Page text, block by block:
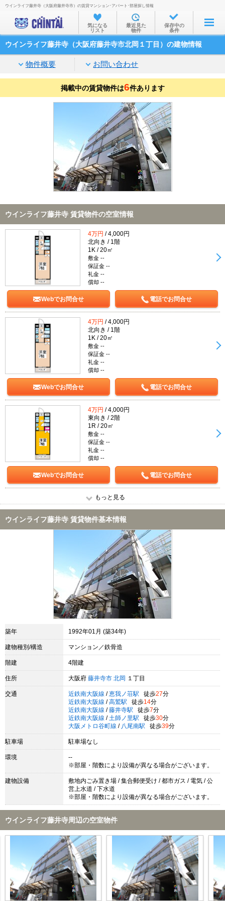
お部屋を探す
沿線・駅から
家賃相場から
通勤通学時間から
物件特集から
不動産会社から
TOP
ウインライフ藤井寺（大阪府藤井寺市）の賃貸マンション･アパート･部屋探し情報
気になる
リスト
最近見た
物件
保存中の
条件
ウインライフ藤井寺（大阪府藤井寺市北岡１丁目）の建物情報
物件概要 お問い合わせ
掲載中の賃貸物件は6件あります
ウインライフ藤井寺 賃貸物件の空室情報
4万円 / 4,000円
北向き / 1階
1K / 20㎡
敷金 --
保証金 --
礼金 --
償却 --
Webでお問合せ 電話でお問合せ
4万円 / 4,000円
北向き / 1階
1K / 20㎡
敷金 --
保証金 --
礼金 --
償却 --
Webでお問合せ 電話でお問合せ
4万円 / 4,000円
東向き / 2階
1R / 20㎡
敷金 --
保証金 --
礼金 --
償却 --
Webでお問合せ 電話でお問合せ
もっと見る
ウインライフ藤井寺 賃貸物件基本情報
築年 1992年01月 (築34年)
建物種別/構造 マンション／鉄骨造
階建 4階建
住所 大阪府 藤井寺市 北岡 １丁目
交通 近鉄南大阪線 / 恵我ノ荘駅 徒歩27分
近鉄南大阪線 / 高鷲駅 徒歩14分
近鉄南大阪線 / 藤井寺駅 徒歩7分
近鉄南大阪線 / 土師ノ里駅 徒歩30分
大阪メトロ谷町線 / 八尾南駅 徒歩39分
駐車場 駐車場なし
環境
--
※部屋・階数により設備が異なる場合がございます。
建物設備
敷地内ごみ置き場 / 集合郵便受け / 都市ガス / 電気 / 公
営上水道 / 下水道
※部屋・階数により設備が異なる場合がございます。
ウインライフ藤井寺周辺の空室物件